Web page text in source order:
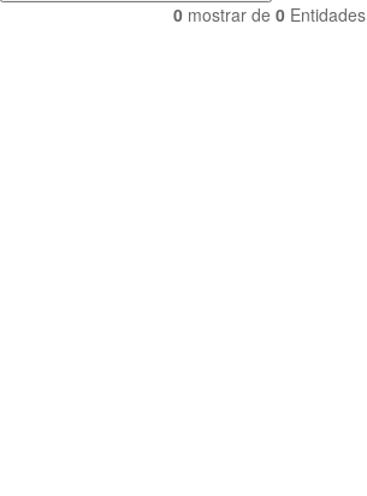
0 mostrar de 0 Entidades